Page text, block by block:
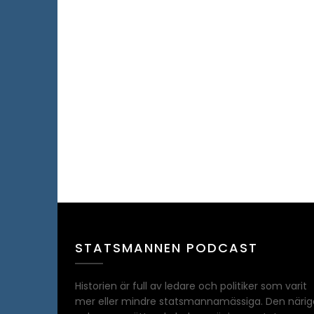
STATSMANNEN PODCAST
Historien är full av ledare och politiker som varit
mer eller mindre statsmannamässiga. Den